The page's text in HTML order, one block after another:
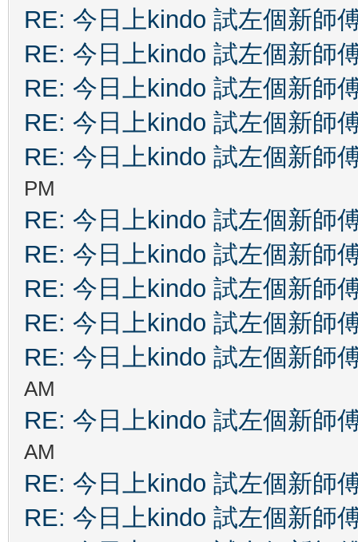
RE: 今日上kindo 試左個新師
RE: 今日上kindo 試左個新師
RE: 今日上kindo 試左個新師
RE: 今日上kindo 試左個新師
RE: 今日上kindo 試左個新師
PM
RE: 今日上kindo 試左個新師
RE: 今日上kindo 試左個新師
RE: 今日上kindo 試左個新師
RE: 今日上kindo 試左個新師
RE: 今日上kindo 試左個新師
AM
RE: 今日上kindo 試左個新師
AM
RE: 今日上kindo 試左個新師
RE: 今日上kindo 試左個新師